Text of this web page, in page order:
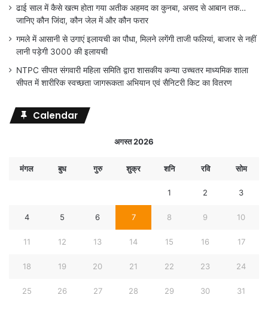
ढाई साल में कैसे खत्म होता गया अतीक अहमद का कुनबा, असद से आबान तक…
जानिए कौन जिंदा, कौन जेल में और कौन फरार
गमले में आसानी से उगाएं इलायची का पौधा, मिलने लगेंगी ताजी फलियां, बाजार से नहीं
लानी पड़ेगी 3000 की इलायची
NTPC सीपत संगवारी महिला समिति द्वारा शासकीय कन्या उच्चतर माध्यमिक शाला
सीपत में शारीरिक स्वच्छता जागरूकता अभियान एवं सैनिटरी किट का वितरण
Calendar
अगस्त 2026
मंगल बुध गुरु शुक्र शनि रवि सोम
1 2 3
4 5 6 7 8 9 10
11 12 13 14 15 16 17
18 19 20 21 22 23 24
25 26 27 28 29 30 31